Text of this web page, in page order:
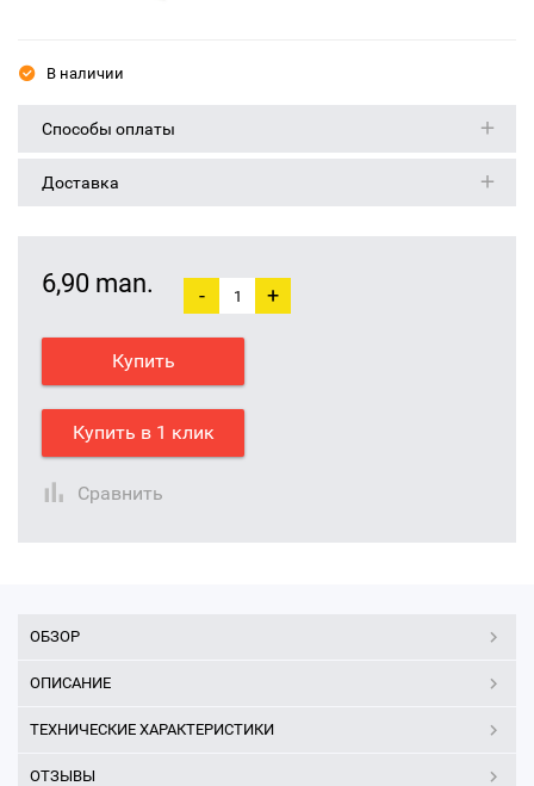
В наличии
Способы оплаты
Доставка
6,90 man. - +
Купить
Купить в 1 клик
Сравнить
ОБЗОР
ОПИСАНИЕ
ТЕХНИЧЕСКИЕ ХАРАКТЕРИСТИКИ
ОТЗЫВЫ